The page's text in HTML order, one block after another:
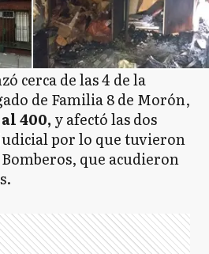
cerca de las 4 de la
de Familia 8 de Morón,
400, y afectó las dos
por lo que tuvieron
que acudieron